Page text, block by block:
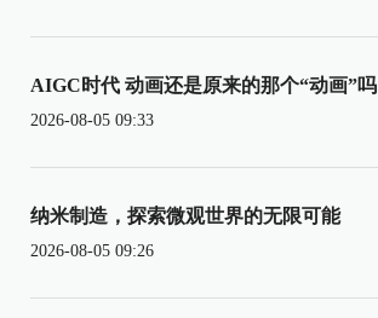
AIGC时代 动画还是原来的那个“动画”吗
2026-08-05 09:33
纳米制造，探索微观世界的无限可能
2026-08-05 09:26